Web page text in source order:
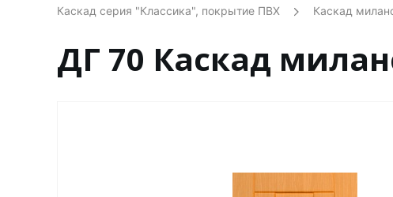
Каскад серия "Классика", покрытие ПВХ
Каскад
ДГ 70 Каскад